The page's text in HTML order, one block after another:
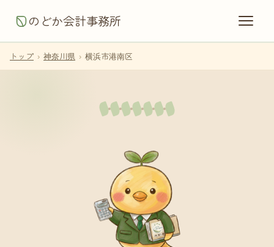
のどか会計事務所
トップ › 神奈川県 › 横浜市港南区